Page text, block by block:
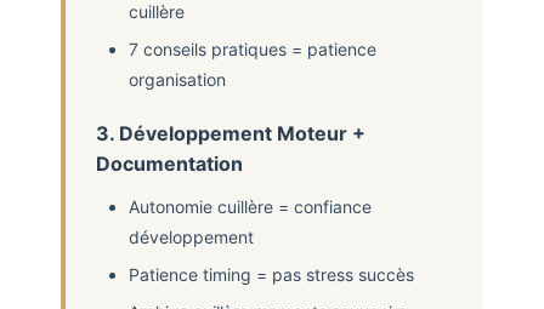
cuillère
7 conseils pratiques = patience
organisation
3. Développement Moteur +
Documentation
Autonomie cuillère = confiance
développement
Patience timing = pas stress succès